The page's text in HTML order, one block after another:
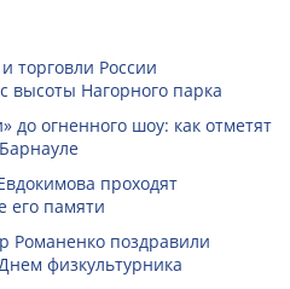
торговли России
высоты Нагорного парка
огненного шоу: как отметят
проходят
его памяти
Романенко поздравили
физкультурника